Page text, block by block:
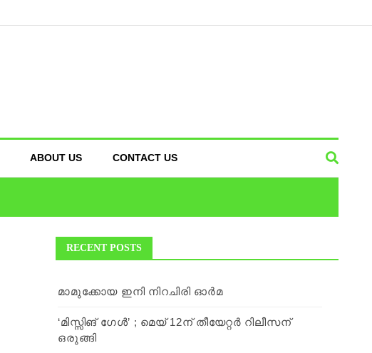
ABOUT US CONTACT US
RECENT POSTS
മാമുക്കോയ ഇനി നിറചിരി ഓര്‍മ
‘മിസ്സിങ് ഗേൾ’ ; മെയ് 12ന് തീയേറ്റർ റിലീസന്
ഒരുങ്ങി